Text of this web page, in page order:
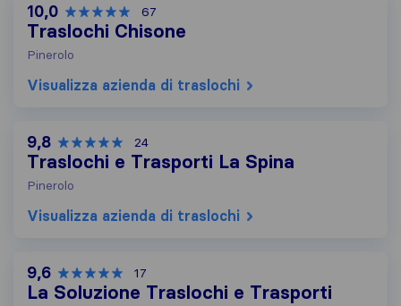
10,0 67
Traslochi Chisone
Pinerolo
Visualizza azienda di traslochi
9,8 24
Traslochi e Trasporti La Spina
Pinerolo
Visualizza azienda di traslochi
9,6 17
La Soluzione Traslochi e Trasporti